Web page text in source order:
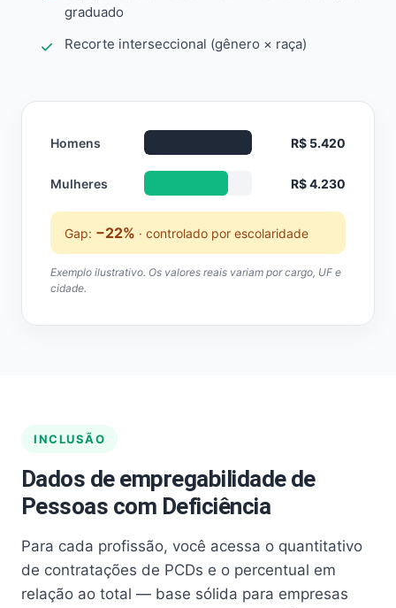
graduado
Recorte interseccional (gênero × raça)
Homens R$ 5.420
Mulheres R$ 4.230
Gap: −22% · controlado por escolaridade
Exemplo ilustrativo. Os valores reais variam por cargo, UF e
cidade.
INCLUSÃO
Dados de empregabilidade de
Pessoas com Deficiência
Para cada profissão, você acessa o quantitativo
de contratações de PCDs e o percentual em
relação ao total — base sólida para empresas